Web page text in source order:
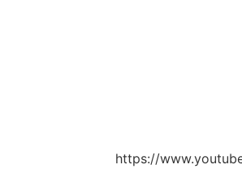
https://